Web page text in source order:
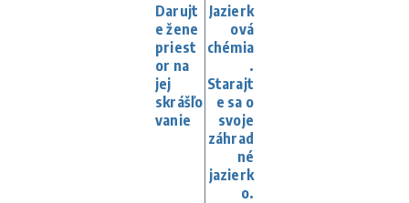
Darujt
e žene
priest
or na
jej
skrášľo
vanie
Jazierk
ová
chémia
.
Starajt
e sa o
svoje
záhrad
né
jazierk
o.